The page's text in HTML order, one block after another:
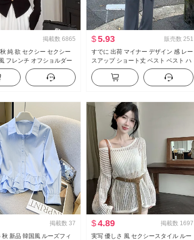
掲載数 6865
純 欲 セクシー セクシー
フレンチ オフショルダー
ツ 女性 フリル ウエストシ
プス
$5.93 販売数 251
すでに 出荷 マイナー デザイン 感 レー
スアップ ショート丈 ベスト ベスト ハ
イウエスト 垂 感 ワイド 脚 カジュアル
パンツ セットアップ
掲載数 37
新品 韓国風 ルーズフィ
$4.89 掲載数 1697
実写 優しさ 風 セクシースタイル ルー